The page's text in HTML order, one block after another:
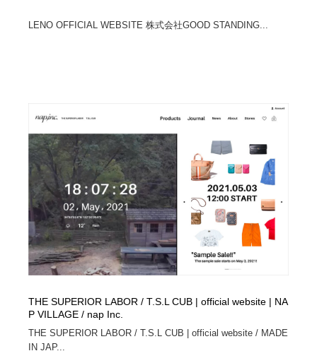
LENO OFFICIAL WEBSITE 株式会社GOOD STANDING...
THE SUPERIOR LABOR / T.S.L CUB | official website | NA
P VILLAGE / nap Inc.
THE SUPERIOR LABOR / T.S.L CUB | official website / MADE
IN JAP...